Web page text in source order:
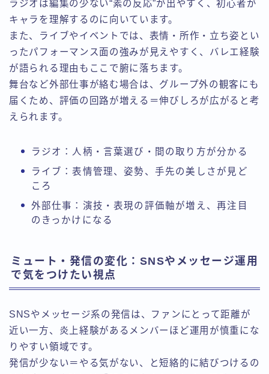
ラジオは編集の少ない“素の反応”が出やすく、初心者が
キャラを理解するのに向いています。
また、ライブやイベントでは、表情・所作・立ち姿とい
ったパフォーマンス面の強みが見えやすく、バレエ経験
が語られる理由もここで腑に落ちます。
舞台など外部仕事が絡む場合は、グループ外の観客にも
届くため、評価の回路が増える＝伸びしろが広がると考
えられます。
ラジオ：人柄・言葉選び・間の取り方が分かる
ライブ：表情管理、姿勢、手先の美しさが見ど
ころ
外部仕事：演技・表現の評価軸が増え、再注目
のきっかけになる
ミュート・発信の変化：SNSやメッセージ運用
で気をつけたい視点
SNSやメッセージ系の発信は、ファンにとって距離が
近い一方、炎上経験があるメンバーほど運用が慎重にな
りやすい領域です。
発信が少ない＝やる気がない、と短絡的に結びつけるの